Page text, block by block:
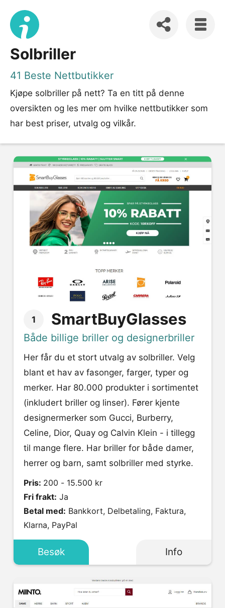
Solbriller
41 Beste Nettbutikker
Kjøpe solbriller på nett? Ta en titt på denne
oversikten og les mer om hvilke nettbutikker som
har best priser, utvalg og vilkår.
1 SmartBuyGlasses
Både billige briller og designerbriller
Her får du et stort utvalg av solbriller. Velg
blant et hav av fasonger, farger, typer og
merker. Har 80.000 produkter i sortimentet
(inkludert briller og linser). Fører kjente
designermerker som Gucci, Burberry,
Celine, Dior, Quay og Calvin Klein - i tillegg
til mange flere. Har briller for både damer,
herrer og barn, samt solbriller med styrke.
Pris: 200 - 15.500 kr
Fri frakt: Ja
Betal med:
Klarna, PayPal
Besøk Info